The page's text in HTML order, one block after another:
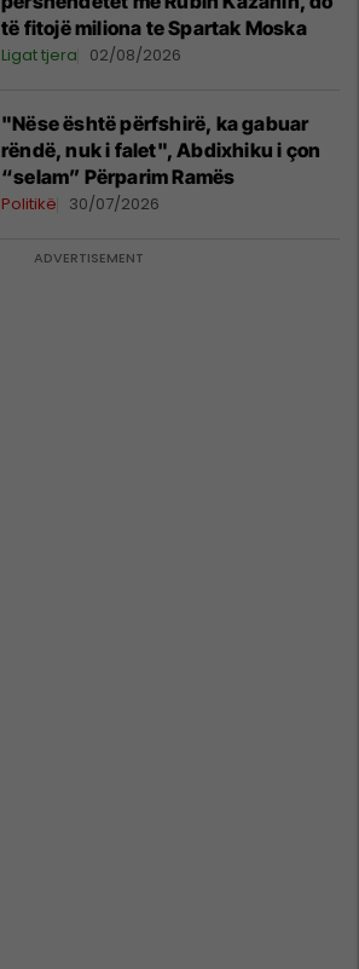
të fitojë miliona te Spartak Moska
Ligat tjera 02/08/2026
"Nëse është përfshirë, ka gabuar
rëndë, nuk i falet", Abdixhiku i çon
“selam” Përparim Ramës
Politikë 30/07/2026